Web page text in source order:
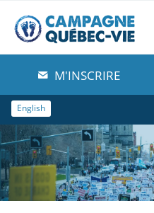
À propos de nous
Blog
Comprendre
Agir
Boutique
M'INSCRIRE
English